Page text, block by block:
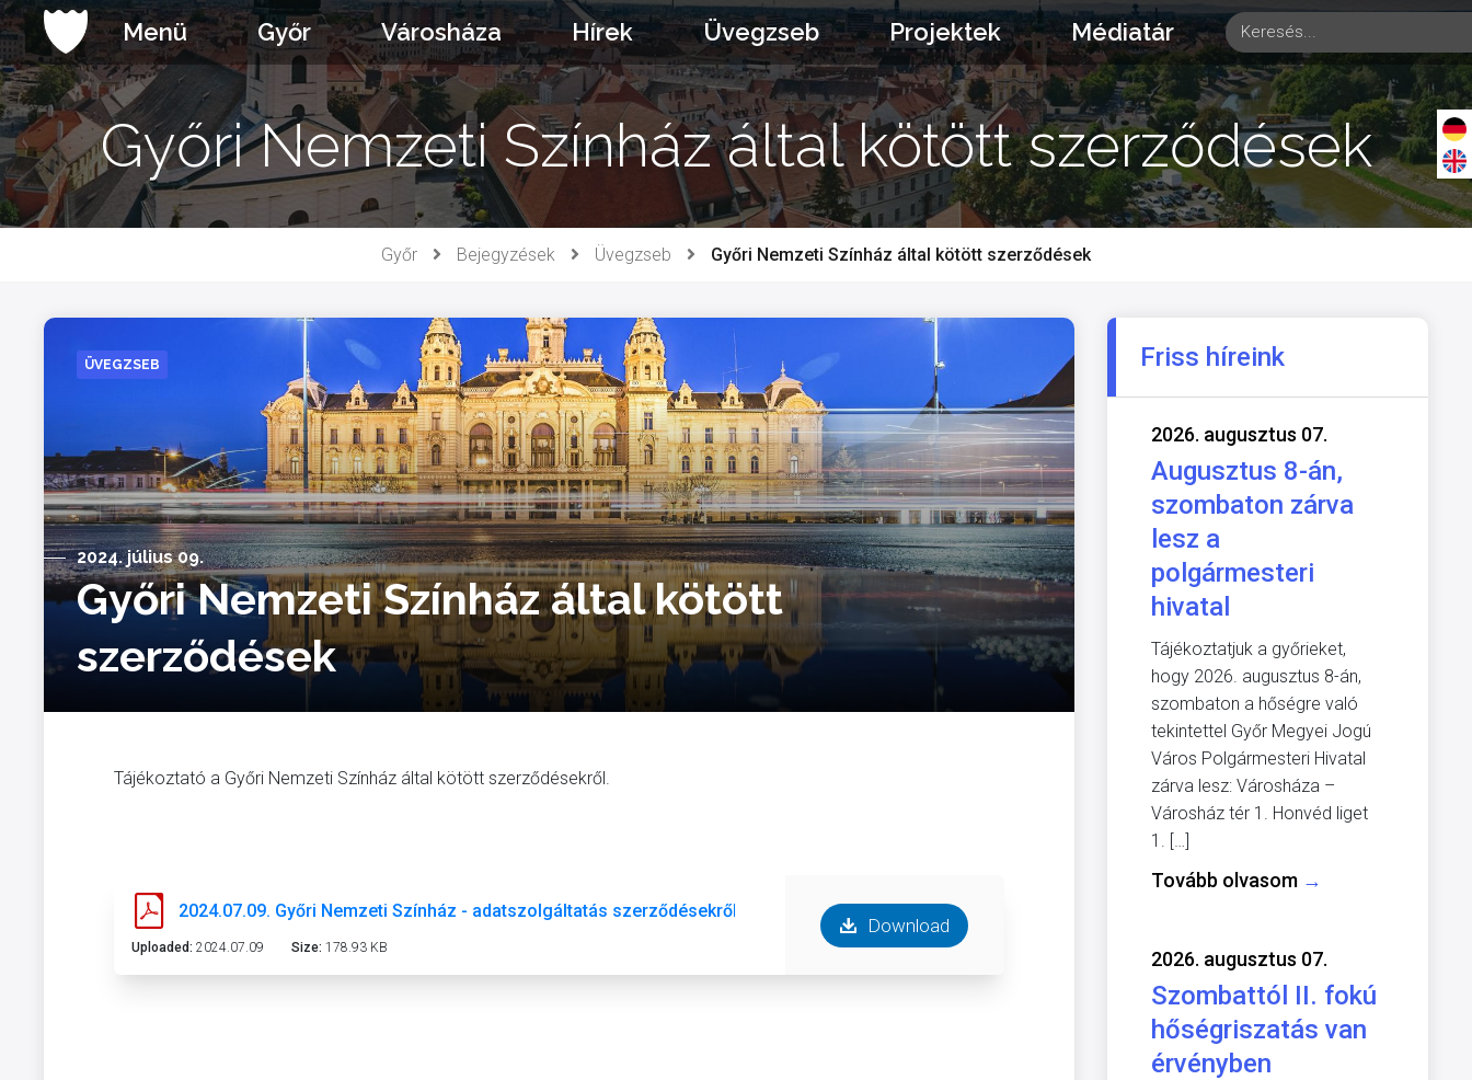
Ugrás
a
tartalomhoz
Menü Győr Városháza Hírek Üvegzseb Projektek Médiatár
Győri Nemzeti Színház által kötött szerződések
Győr Bejegyzések Üvegzseb Győri Nemzeti Színház által kötött szerződések
ÜVEGZSEB
2024. július 09.
Győri Nemzeti Színház által kötött
szerződések
Tájékoztató a Győri Nemzeti Színház által kötött szerződésekről.
2024.07.09. Győri Nemzeti Színház - adatszolgáltatás szerződésekről.pdf
Uploaded: 2024.07.09 Size: 178.93 KB
Download
Friss híreink
2026. augusztus 07.
Augusztus 8-án,
szombaton zárva
lesz a
polgármesteri
hivatal
Tájékoztatjuk a győrieket,
hogy 2026. augusztus 8-án,
szombaton a hőségre való
tekintettel Győr Megyei Jogú
Város Polgármesteri Hivatal
zárva lesz: Városháza –
Városház tér 1. Honvéd liget
1. […]
Tovább olvasom →
2026. augusztus 07.
Szombattól II. fokú
hőségriszatás van
érvényben